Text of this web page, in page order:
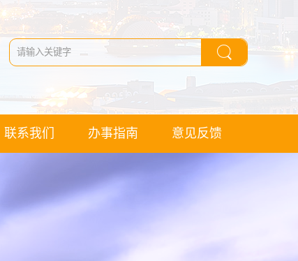
联系我们 办事指南 意见反馈